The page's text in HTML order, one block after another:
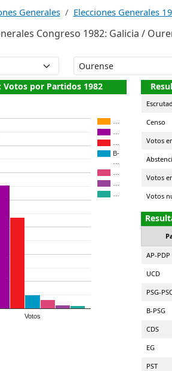
Generales Elecciones Generales
Congreso 1982: Galicia /
Votos por Partidos 1982
B-
Votos
Censo
Votos
Votos
Votos
AP-PDP
UCD
PSG-
B-PSG
CDS
EG
PST